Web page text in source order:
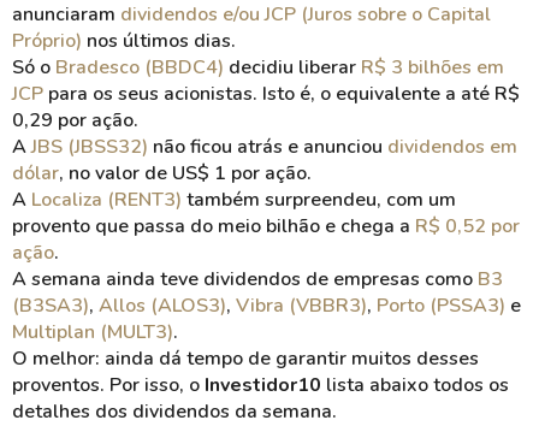
anunciaram dividendos e/ou JCP (Juros sobre o Capital
Próprio) nos últimos dias.
Só o Bradesco (BBDC4) decidiu liberar R$ 3 bilhões em
JCP para os seus acionistas. Isto é, o equivalente a até R$
0,29 por ação.
AJBS (JBSS32) não ficou atrás e anunciou dividendos em
dólar, no valor de US$ 1 por ação.
A Localiza (RENT3) também surpreendeu, com um
provento que passa do meio bilhão e chega a R$ 0,52 por
ação.
A semana ainda teve dividendos de empresas como B3
(B3SA3), Allos (ALOS3), Vibra (VBBR3), Porto (PSSA3) e
Multiplan (MULT3).
O melhor: ainda dá tempo de garantir muitos desses
proventos. Por isso, o Investidor10 lista abaixo todos os
detalhes dos dividendos da semana.